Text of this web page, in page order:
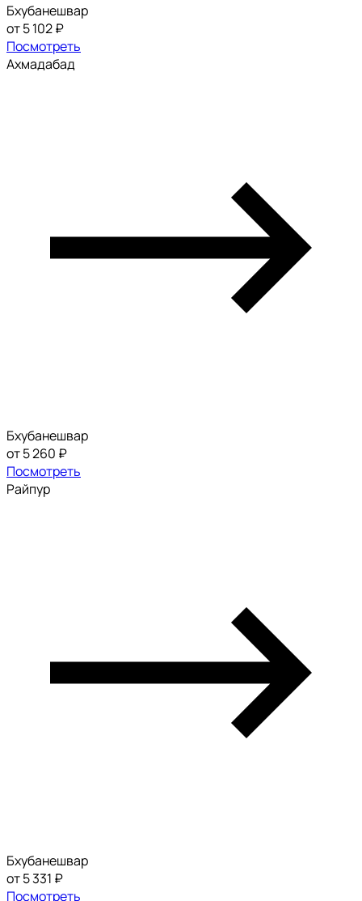
Бхубанешвар
от 5 102 ₽
Посмотреть
Ахмадабад
Бхубанешвар
от 5 260 ₽
Посмотреть
Райпур
Бхубанешвар
от 5 331 ₽
Посмотреть